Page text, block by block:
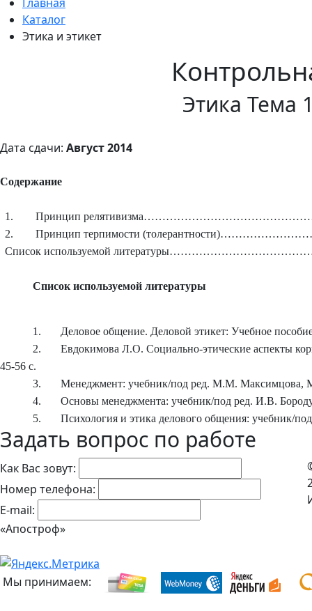
Каталог
Этика и этикет
Этика Тема
Дата сдачи: Август 2014
Содержание
1.
Принцип
2.
Принцип терпимости
Список используемой
Список используемой литературы
1.
Деловое общение. Деловой этикет: Учебное
2.
Евдокимова Л.О. Социально-этические аспекты
45-56 с.
3.
Менеджмент: учебник/под ред. М.М. Максимцова,
4.
Основы менеджмента: учебник/под ред. И.В.
5.
Психология и этика делового общения: учебник/
Задать вопрос по работе
Как Вас зовут:
Номер телефона:
E-mail:
«Апостроф»
Мы принимаем: